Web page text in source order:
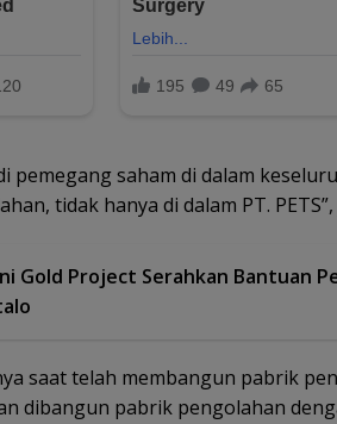
pemegang saham di dalam
tidak hanya di dalam PT.
Gold Project Serahkan Bantuan
saat telah membangun pabrik
dibangun pabrik pengolahan